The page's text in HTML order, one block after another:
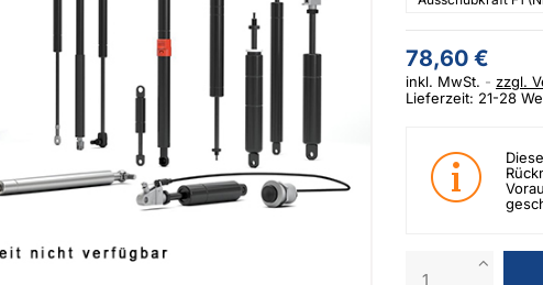
78,60 €
inkl. MwSt.
zzgl.
Lieferzeit: 21-28